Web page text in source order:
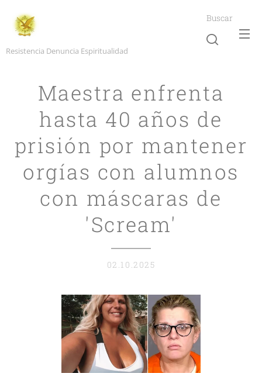
Resistencia Denuncia Espiritualidad
Buscar
Maestra enfrenta
hasta 40 años de
prisión por mantener
orgías con alumnos
con máscaras de
'Scream'
02.10.2025